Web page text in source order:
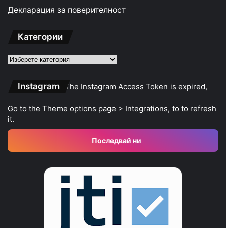
Декларация за поверителност
Категории
Категории
Instagram The Instagram Access Token is expired,
Go to the Theme options page > Integrations, to to refresh
it.
Последвай ни